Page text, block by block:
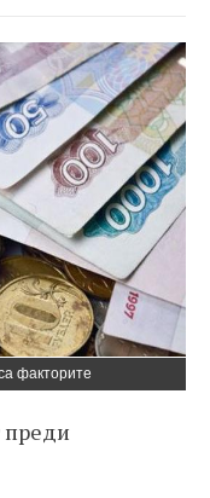
факторите
преди